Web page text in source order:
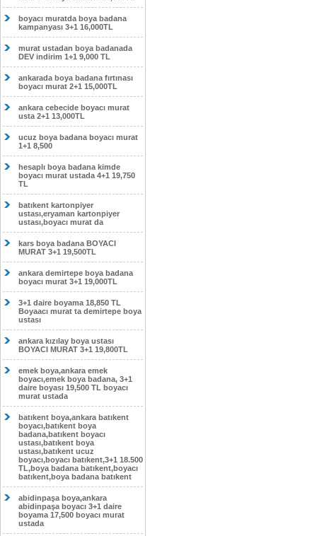
boyacı muratda boya badana
kampanyası 3+1 16,000TL
murat ustadan boya badanada
DEV indirim 1+1 9,000 TL
ankarada boya badana fırtınası
boyacı murat 2+1 15,000TL
ankara cebecide boyacı murat
usta 2+1 13,000TL
ucuz boya badana boyacı murat
1+1 8,500
hesaplı boya badana kimde
boyacı murat ustada 4+1 19,750
TL
batıkent kartonpiyer
ustası,eryaman kartonpiyer
ustası,boyacı murat da
kars boya badana BOYACI
MURAT 3+1 19,500TL
ankara demirtepe boya badana
boyacı murat 3+1 19,000TL
3+1 daire boyama 18,850 TL
Boyaacı murat ta demirtepe boya
ustası
ankara kızılay boya ustası
BOYACI MURAT 3+1 19,800TL
emek boya,ankara emek
boyacı,emek boya badana, 3+1
daire boyası 19,500 TL boyacı
murat ustada
batıkent boya,ankara batıkent
boyacı,batıkent boya
badana,batıkent boyacı
ustası,batıkent boya
ustası,batıkent ucuz
boyacı,boyacı batıkent,3+1 18.500
TL,boya badana batıkent,boyacı
batıkent,boya badana batıkent
abidinpaşa boya,ankara
abidinpaşa boyacı 3+1 daire
boyama 17,500 boyacı murat
ustada